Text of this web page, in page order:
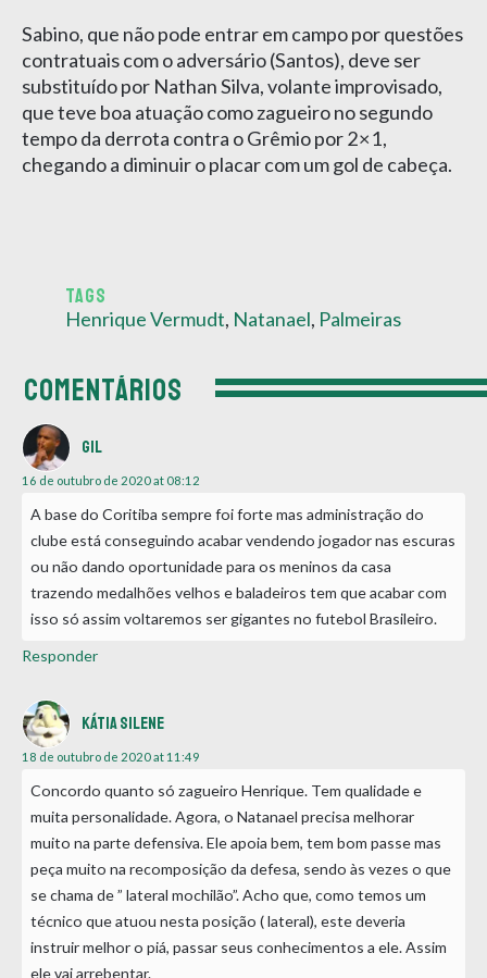
Sabino, que não pode entrar em campo por questões
contratuais com o adversário (Santos), deve ser
substituído por Nathan Silva, volante improvisado,
que teve boa atuação como zagueiro no segundo
tempo da derrota contra o Grêmio por 2×1,
chegando a diminuir o placar com um gol de cabeça.
TAGS
Henrique Vermudt, Natanael, Palmeiras
COMENTÁRIOS
Gil
16 de outubro de 2020 at 08:12
A base do Coritiba sempre foi forte mas administração do
clube está conseguindo acabar vendendo jogador nas escuras
ou não dando oportunidade para os meninos da casa
trazendo medalhões velhos e baladeiros tem que acabar com
isso só assim voltaremos ser gigantes no futebol Brasileiro.
Responder
Kátia Silene
18 de outubro de 2020 at 11:49
Concordo quanto só zagueiro Henrique. Tem qualidade e
muita personalidade. Agora, o Natanael precisa melhorar
muito na parte defensiva. Ele apoia bem, tem bom passe mas
peça muito na recomposição da defesa, sendo às vezes o que
se chama de ” lateral mochilão”. Acho que, como temos um
técnico que atuou nesta posição ( lateral), este deveria
instruir melhor o piá, passar seus conhecimentos a ele. Assim
ele vai arrebentar.